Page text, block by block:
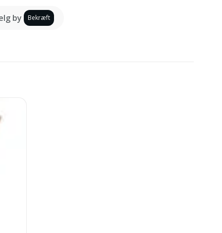
by Bekræft